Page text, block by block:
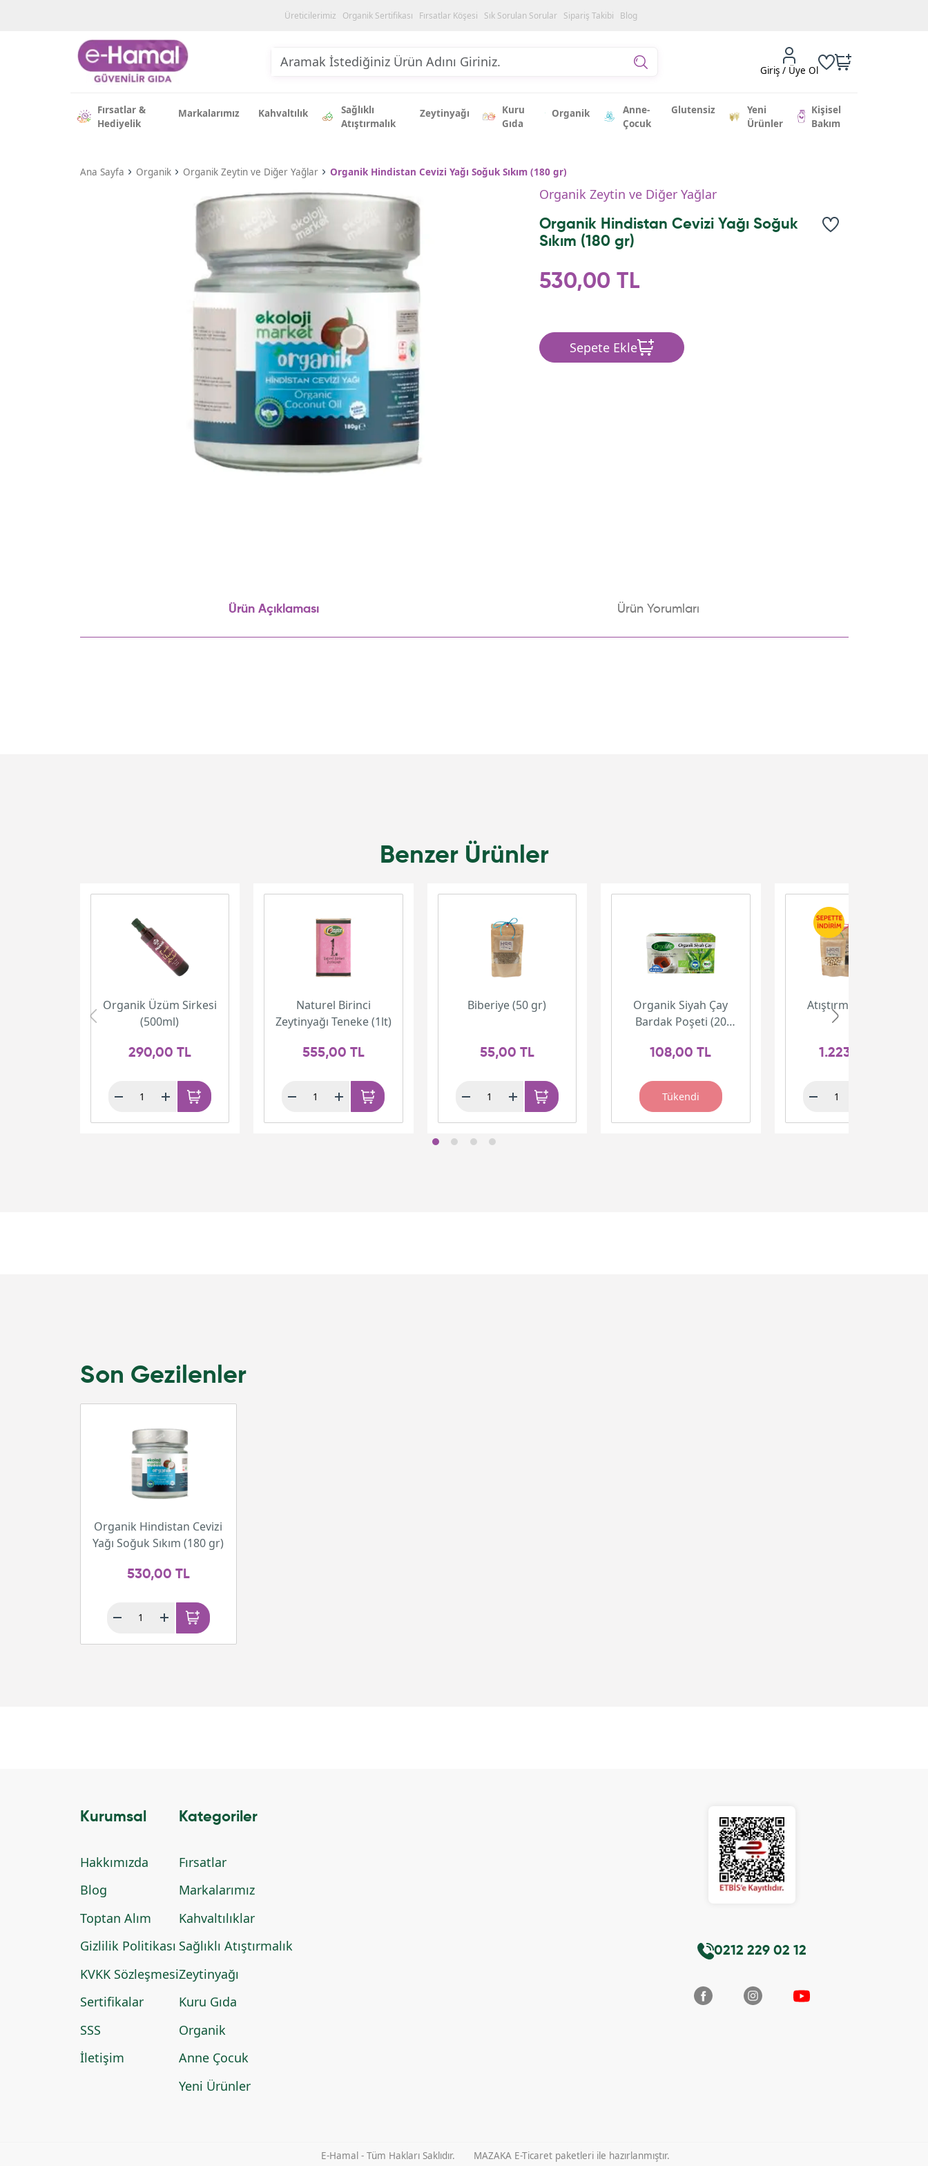
Üreticilerimiz Organik Sertifikası Fırsatlar Köşesi Sık Sorulan Sorular Sipariş Takibi Blog
Giriş / Üye Ol
Fırsatlar &
Hediyelik
Markalarımız Kahvaltılık
Sağlıklı
Atıştırmalık
Zeytinyağı
Kuru
Gıda
Organik
Anne-
Çocuk
Glutensiz
Yeni
Ürünler
Kişisel
Bakım
Ana Sayfa Organik Organik Zeytin ve Diğer Yağlar Organik Hindistan Cevizi Yağı Soğuk Sıkım (180 gr)
Organik Zeytin ve Diğer Yağlar
Organik Hindistan Cevizi Yağı Soğuk
Sıkım (180 gr)
530,00 TL
Sepete Ekle
Ürün Açıklaması Ürün Yorumları
Benzer Ürünler
Organik Üzüm Sirkesi
(500ml)
290,00 TL
Naturel Birinci
Zeytinyağı Teneke (1lt)
555,00 TL
Biberiye (50 gr)
55,00 TL
Organik Siyah Çay
Bardak Poşeti (20
108,00 TL
Tükendi
Atıştırmalık Paketi
1.223,00 TL
Son Gezilenler
Organik Hindistan Cevizi
Yağı Soğuk Sıkım (180 gr)
530,00 TL
Kurumsal
Hakkımızda
Blog
Toptan Alım
Gizlilik Politikası
KVKK Sözleşmesi
Sertifikalar
SSS
İletişim
Kategoriler
Fırsatlar
Markalarımız
Kahvaltılıklar
Sağlıklı Atıştırmalık
Zeytinyağı
Kuru Gıda
Organik
Anne Çocuk
Yeni Ürünler
0212 229 02 12
E-Hamal - Tüm Hakları Saklıdır. MAZAKA E-Ticaret paketleri ile hazırlanmıştır.